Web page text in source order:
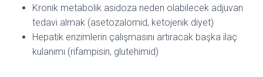
Kronik metabolik asidoza neden olabilecek adjuvan
tedavi almak (asetozalomid, ketojenik diyet)
Hepatik enzimlerin çalışmasını artıracak başka ilaç
kulanımı (rifampisin, glutehimid)